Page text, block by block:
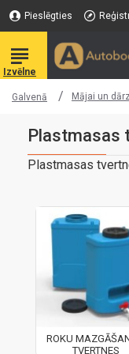
Pieslēgties
Galvenā Mājai un
Plastmasas
Plastmasas
ROKU
TVERTNES